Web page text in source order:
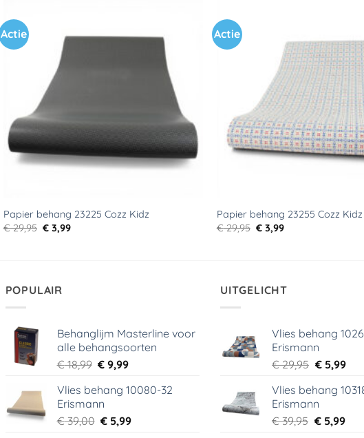
Actie
Toevoegen
aan
verlanglijst
Papier behang 23225 Cozz Kidz
€29,95 Oorspronkelijke
€ 3,99Huidige
Actie
Papier behang 23255 Cozz Kidz
€29,95 Oorspronkelijke
€ 3,99Huidige
POPULAIR
Behanglijm Masterline voor
alle behangsoorten
€18,99 Oorspronkelijke
was:
€ 18,99.
€ 9,99Huidige
is:
Vlies behang 10080-32
Erismann
€39,00 Oorspronkelijke
€ 5,99Huidige
UITGELICHT
Vlies behang
Erismann
€29,95
was:
€ 29,95.
€5,99
is:
Vlies behang
Erismann
€39,95 €5,99